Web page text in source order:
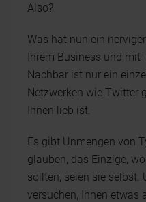
Also?
Was hat nun ein
Ihrem Business und mit
Nachbar ist nur ein
Netzwerken wie Twitter
Ihnen lieb ist.
Es gibt Unmengen von
glauben, das Einzige,
sollten, seien sie
versuchen, Ihnen etwas